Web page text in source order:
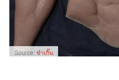
Source: ขำเกิ๊น